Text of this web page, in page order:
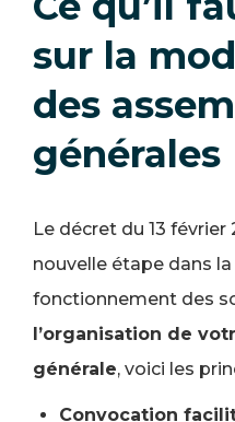
sur la
des
générales
Le décret du 13
nouvelle étape dans
fonctionnement des
l’organisation de
générale, voici les
Convocation